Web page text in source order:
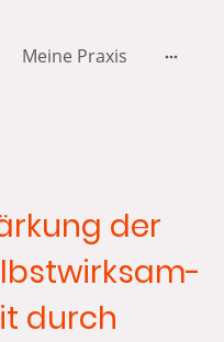
Meine Praxis
der
durch